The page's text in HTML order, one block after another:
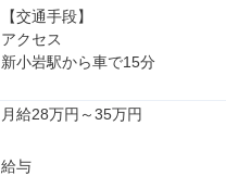
【交通手段】
アクセス
新小岩駅から車で15分
月給28万円～35万円
給与